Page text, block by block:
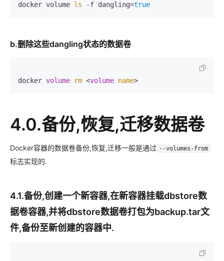
docker volume ls -f dangling=true
b.删除这些dangling状态的数据卷
docker volume rm <volume name>
4.0.备份,恢复,迁移数据卷
Docker容器的数据卷备份,恢复,迁移一般是通过 --volumes-from
标志实现的.
4.1.备份,创建一个新容器,在新容器挂载dbstore数
据卷容器,并将dbstore数据卷打包为backup.tar文
件,备份至新创建的容器中.